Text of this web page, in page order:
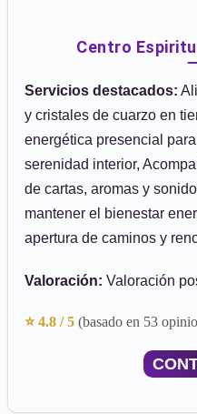
Centro
Servicios destacados:
y cristales de cuarzo en
energética presencial
serenidad interior,
de cartas, aromas y
mantener el bienestar
apertura de caminos y
Valoración: Valoración
⭐ 4.8 / 5 (basado en 53